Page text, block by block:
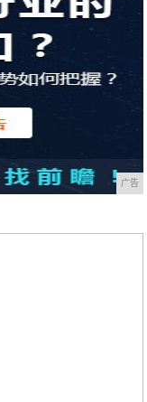
广告